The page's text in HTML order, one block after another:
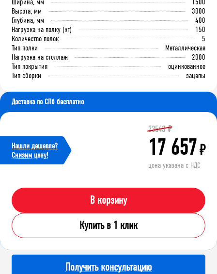
Высота, мм
3000
Глубина, мм
400
Нагрузка на полку (кг)
150
Количество полок
5
Тип полки
Металлическая
Нагрузка на стеллаж
2000
Тип покрытия
оцинкованное
Тип сборки
зацепы
Доставка по СПб бесплатно
Нашли дешевле?
Cнизим цену!
23543 ₽
17 657₽
цена указана с НДС
В корзину
Купить в 1 клик
Получить консультацию